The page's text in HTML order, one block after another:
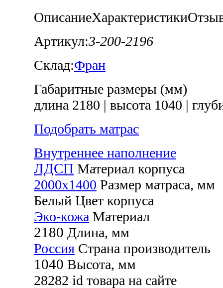
ОписаниеХарактеристики
Артикул:3-200-2196
Склад:Фран
Габаритные размеры (мм)
длина 2180 | высота 1040 |
Подобрать матрас
Внутреннее наполнение
ЛДСП Материал корпуса
2000х1400 Размер матраса, мм
Белый Цвет корпуса
Эко-кожа Материал
2180 Длина, мм
Россия Страна производитель
1040 Высота, мм
28282 id товара на сайте